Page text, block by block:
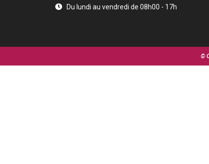
Du lundi au vendredi de 08h00 - 17h
©